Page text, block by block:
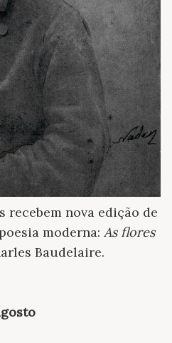
nova edição de
moderna: As flores
Baudelaire.